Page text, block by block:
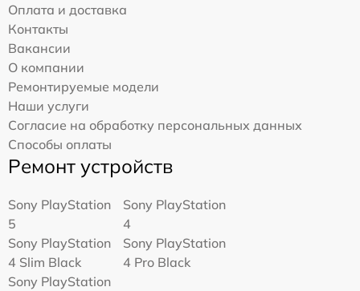
Оплата и доставка
Контакты
Вакансии
О компании
Ремонтируемые модели
Наши услуги
Согласие на обработку персональных данных
Способы оплаты
Ремонт устройств
Sony PlayStation
5
Sony PlayStation
4
Sony PlayStation
4 Slim Black
Sony PlayStation
4 Pro Black
Sony PlayStation